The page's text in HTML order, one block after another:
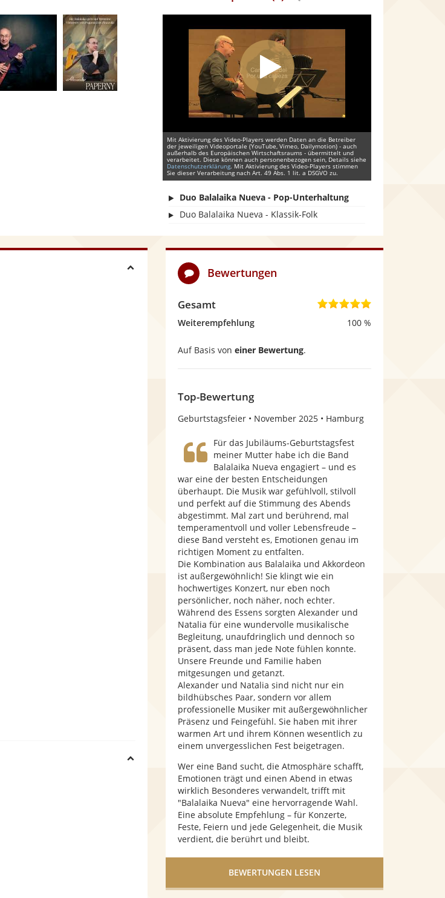
Mit Aktivierung des Video-Players werden Daten an die Betreiber
der jeweiligen Videoportale (YouTube, Vimeo, Dailymotion) - auch
außerhalb des Europäischen Wirtschaftsraums - übermittelt und
verarbeitet. Diese können auch personenbezogen sein, Details siehe
Datenschutzerklärung. Mit Aktivierung des Video-Players stimmen
Sie dieser Verarbeitung nach Art. 49 Abs. 1 lit. a DSGVO zu.
Duo Balalaika Nueva - Pop-Unterhaltung
Duo Balalaika Nueva - Klassik-Folk
Bewertungen
Gesamt
5
Weiterempfehlung 100 %
Auf Basis von einer Bewertung.
Top-Bewertung
Geburtstagsfeier November 2025 Hamburg
Für das Jubiläums-Geburtstagsfest
meiner Mutter habe ich die Band
Balalaika Nueva engagiert – und es
war eine der besten Entscheidungen
überhaupt. Die Musik war gefühlvoll, stilvoll
und perfekt auf die Stimmung des Abends
abgestimmt. Mal zart und berührend, mal
temperamentvoll und voller Lebensfreude –
diese Band versteht es, Emotionen genau im
richtigen Moment zu entfalten.
Die Kombination aus Balalaika und Akkordeon
ist außergewöhnlich! Sie klingt wie ein
hochwertiges Konzert, nur eben noch
persönlicher, noch näher, noch echter.
Während des Essens sorgten Alexander und
Natalia für eine wundervolle musikalische
Begleitung, unaufdringlich und dennoch so
präsent, dass man jede Note fühlen konnte.
Unsere Freunde und Familie haben
mitgesungen und getanzt.
Alexander und Natalia sind nicht nur ein
bildhübsches Paar, sondern vor allem
professionelle Musiker mit außergewöhnlicher
Präsenz und Feingefühl. Sie haben mit ihrer
warmen Art und ihrem Können wesentlich zu
einem unvergesslichen Fest beigetragen.
Wer eine Band sucht, die Atmosphäre schafft,
Emotionen trägt und einen Abend in etwas
wirklich Besonderes verwandelt, trifft mit
"Balalaika Nueva" eine hervorragende Wahl.
Eine absolute Empfehlung – für Konzerte,
Feste, Feiern und jede Gelegenheit, die Musik
verdient, die berührt und bleibt.
BEWERTUNGEN LESEN